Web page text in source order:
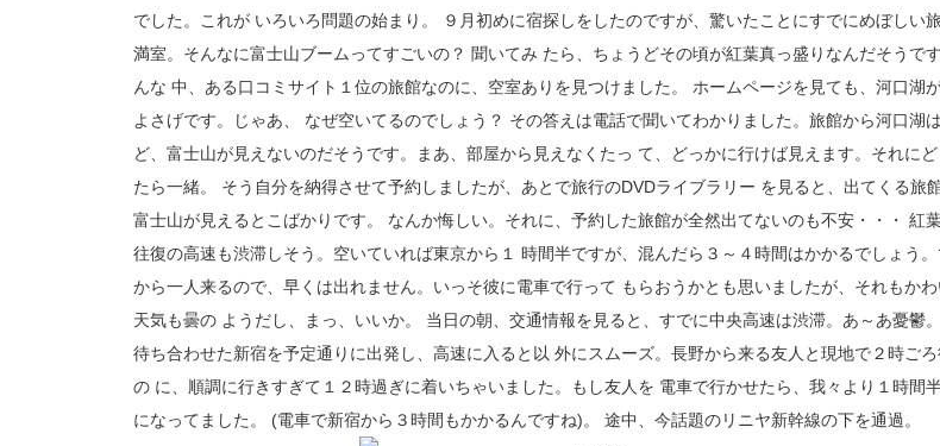
でした。これが いろいろ問題の始まり。 ９月初めに宿探しをしたのですが、驚いたことにすでにめぼしい
満室。そんなに富士山ブームってすごいの？ 聞いてみ たら、ちょうどその頃が紅葉真っ盛りなんだそうで
んな 中、ある口コミサイト１位の旅館なのに、空室ありを見つけました。 ホームページを見ても、河口湖
よさげです。じゃあ、 なぜ空いてるのでしょう？ その答えは電話で聞いてわかりました。旅館から河口湖
ど、富士山が見えないのだそうです。まあ、部屋から見えなくたっ て、どっかに行けば見えます。それに
たら一緒。 そう自分を納得させて予約しましたが、あとで旅行のDVDライブラリー を見ると、出てくる旅
富士山が見えるとこばかりです。 なんか悔しい。それに、予約した旅館が全然出てないのも不安・・・ 紅葉
往復の高速も渋滞しそう。空いていれば東京から１ 時間半ですが、混んだら３～４時間はかかるでしょう
から一人来るので、早くは出れません。いっそ彼に電車で行って もらおうかとも思いましたが、それもかわ
天気も曇の ようだし、まっ、いいか。 当日の朝、交通情報を見ると、すでに中央高速は渋滞。あ～あ憂鬱。
待ち合わせた新宿を予定通りに出発し、高速に入ると以 外にスムーズ。長野から来る友人と現地で２時ご
の に、順調に行きすぎて１２時過ぎに着いちゃいました。もし友人を 電車で行かせたら、我々より１時間
になってました。 (電車で新宿から３時間もかかるんですね)。 途中、今話題のリニヤ新幹線の下を通過。